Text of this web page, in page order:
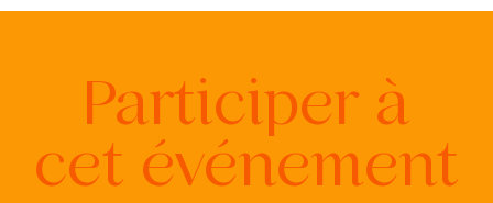
Participer à
cet événement